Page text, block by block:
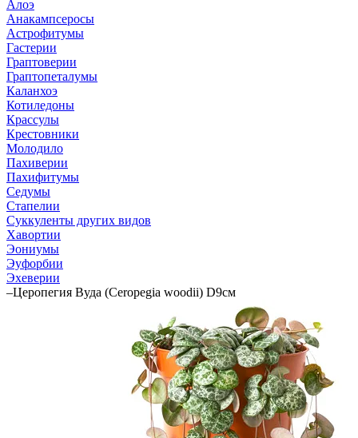
Алоэ
Анакампсеросы
Астрофитумы
Гастерии
Граптоверии
Граптопеталумы
Каланхоэ
Котиледоны
Крассулы
Крестовники
Молодило
Пахиверии
Пахифитумы
Седумы
Стапелии
Суккуленты других видов
Хавортии
Эониумы
Эуфорбии
Эхеверии
–Церопегия Вуда (Ceropegia woodii) D9см